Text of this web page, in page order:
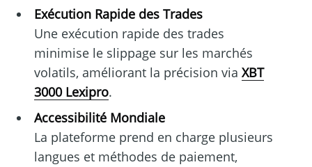
Exécution Rapide des Trades
Une exécution rapide des trades
minimise le slippage sur les marchés
volatils, améliorant la précision via XBT
3000 Lexipro.
Accessibilité Mondiale
La plateforme prend en charge plusieurs
langues et méthodes de paiement,